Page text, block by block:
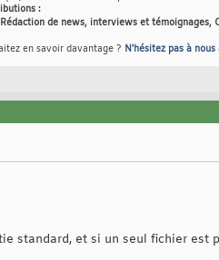
:
de news, interviews et témoignages,
en savoir davantage ? N'hésitez pas à nous
standard, et si un seul fichier est